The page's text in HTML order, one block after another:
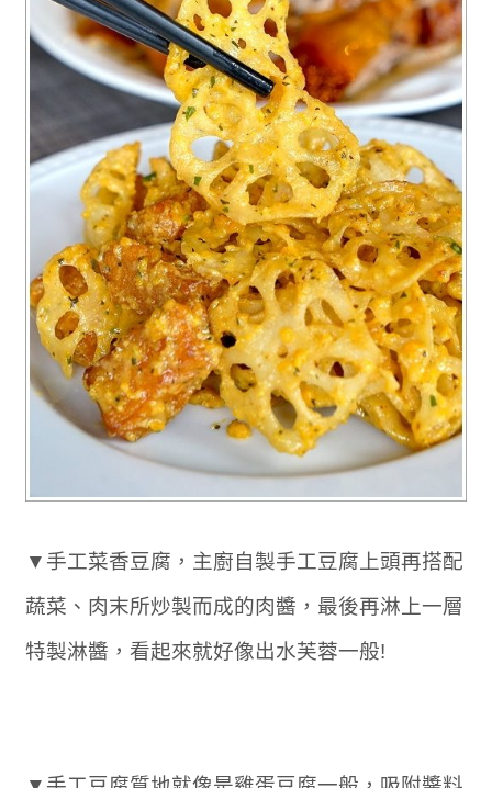
▼手工菜香豆腐，主廚自製手工豆腐上頭再搭配
蔬菜、肉末所炒製而成的肉醬，最後再淋上一層
特製淋醬，看起來就好像出水芙蓉一般!